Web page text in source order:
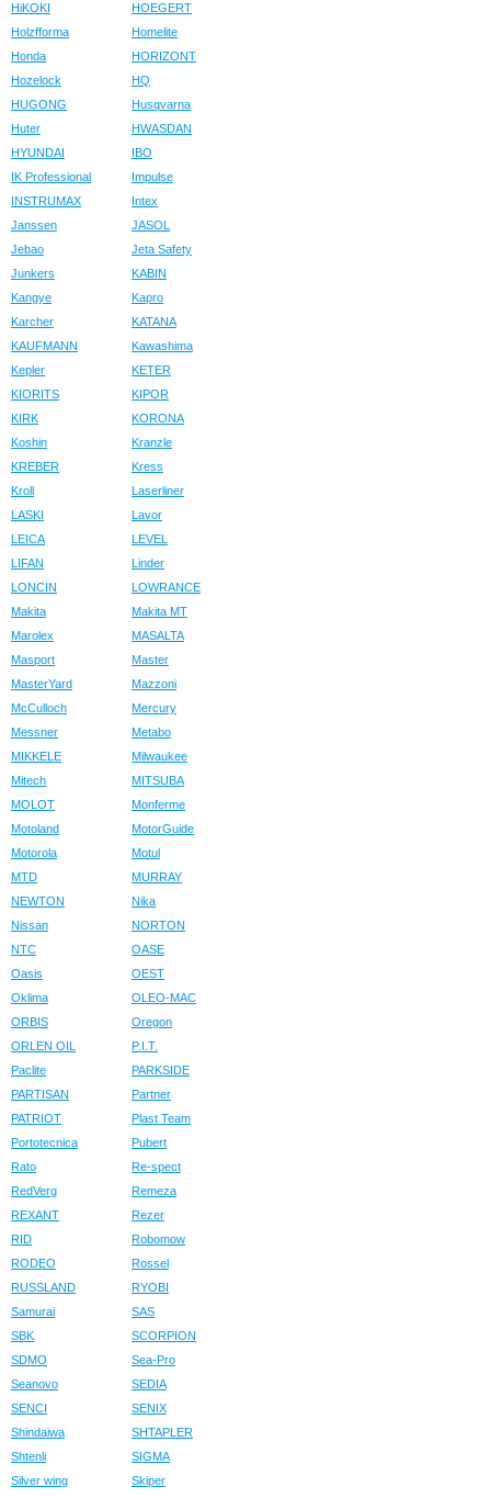
HiKOKI
HOEGERT
Holzfforma
Homelite
Honda
HORIZONT
Hozelock
HQ
HUGONG
Husqvarna
Huter
HWASDAN
HYUNDAI
IBO
IK Professional
Impulse
INSTRUMAX
Intex
Janssen
JASOL
Jebao
Jeta Safety
Junkers
KABIN
Kangye
Kapro
Karcher
KATANA
KAUFMANN
Kawashima
Kepler
KETER
KIORITS
KIPOR
KIRK
KORONA
Koshin
Kranzle
KREBER
Kress
Kroll
Laserliner
LASKI
Lavor
LEICA
LEVEL
LIFAN
Linder
LONCIN
LOWRANCE
Makita
Makita MT
Marolex
MASALTA
Masport
Master
MasterYard
Mazzoni
McCulloch
Mercury
Messner
Metabo
MIKKELE
Milwaukee
Mitech
MITSUBA
MOLOT
Monferme
Motoland
MotorGuide
Motorola
Motul
MTD
MURRAY
NEWTON
Nika
Nissan
NORTON
NTC
OASE
Oasis
OEST
Oklima
OLEO-MAC
ORBIS
Oregon
ORLEN OIL
P.I.T.
Paclite
PARKSIDE
PARTISAN
Partner
PATRIOT
Plast Team
Portotecnica
Pubert
Rato
Re-spect
RedVerg
Remeza
REXANT
Rezer
RID
Robomow
RODEO
Rossel
RUSSLAND
RYOBI
Samurai
SAS
SBK
SCORPION
SDMO
Sea-Pro
Seanovo
SEDIA
SENCI
SENIX
Shindaiwa
SHTAPLER
Shtenli
SIGMA
Silver wing
Skiper